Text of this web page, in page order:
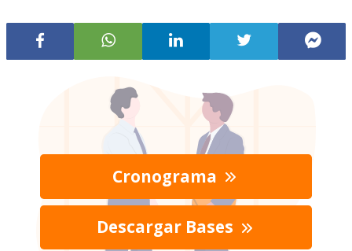
Cronograma
Descargar Bases